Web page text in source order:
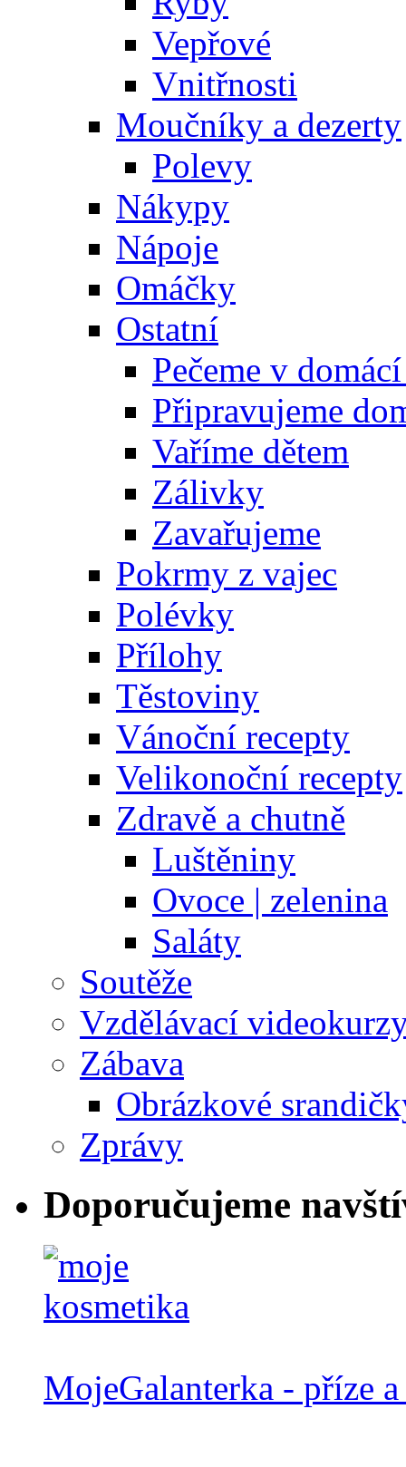
Vepřové
Vnitřnosti
Moučníky a dezerty
Polevy
Nákypy
Nápoje
Omáčky
Ostatní
Pečeme v
Připravujeme
Vaříme dětem
Zálivky
Zavařujeme
Pokrmy z vajec
Polévky
Přílohy
Těstoviny
Vánoční recepty
Velikonoční recepty
Zdravě a chutně
Luštěniny
Ovoce | zelenina
Saláty
Soutěže
Vzdělávací
Zábava
Obrázkové
Zprávy
Doporučujeme
MojeGalanterka - příze